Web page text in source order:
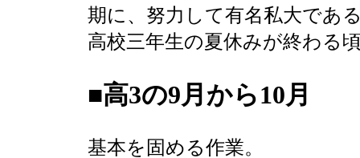
期に、努力して有名私大であ
高校三年生の夏休みが終わる
■高3の9月から10月
基本を固める作業。